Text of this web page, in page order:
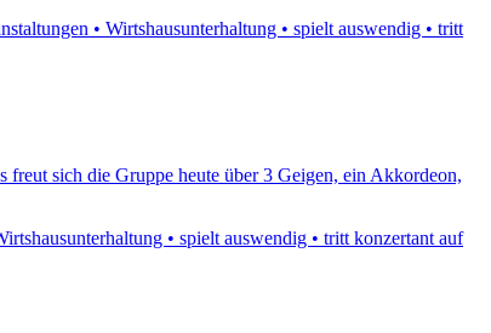
• Wirtshausunterhaltung • spielt auswendig • tritt
sich die Gruppe heute über 3 Geigen, ein Akkordeon,
• spielt auswendig • tritt konzertant auf